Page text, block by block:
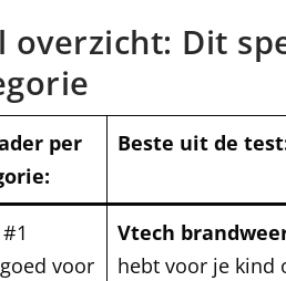
overzicht: Dit
per
Beste uit de test
voor
Vtech
hebt voor je kind